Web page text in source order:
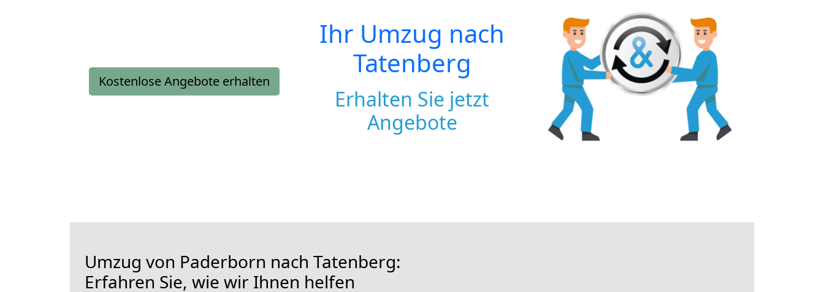
Kostenlose Angebote erhalten
Ihr Umzug nach
Tatenberg
Erhalten Sie jetzt
Angebote
Umzug von Paderborn nach Tatenberg:
Erfahren Sie, wie wir Ihnen helfen